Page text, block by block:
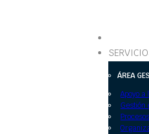
ÁREA
Apoyo a
Gestión